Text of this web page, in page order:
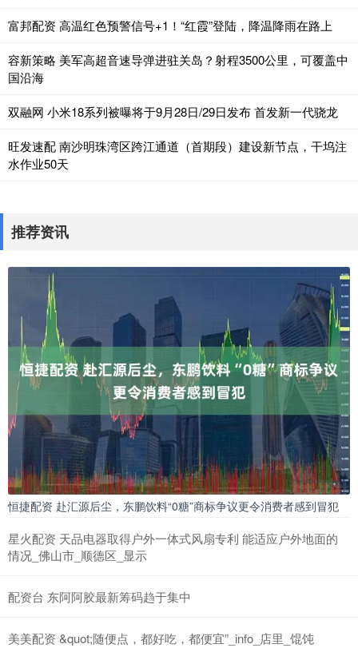
富邦配资 高温红色预警信号+1！“红霞”登陆，降温降雨在路上
容新策略 美军高超音速导弹进驻关岛？射程3500公里，可覆盖中
国沿海
双融网 小米18系列被曝将于9月28日/29日发布 首发新一代骁龙
旺发速配 南沙明珠湾区跨江通道（首期段）建设新节点，干坞注
水作业50天
推荐资讯
恒捷配资 赴汇源后尘，东鹏饮料“0糖”商标争议更令消费者感到冒犯
星火配资 天品电器取得户外一体式风扇专利 能适应户外地面的
情况_佛山市_顺德区_显示
配资台 东阿阿胶最新筹码趋于集中
美美配资 &quot;随便点，都好吃，都便宜”_info_店里_馄饨